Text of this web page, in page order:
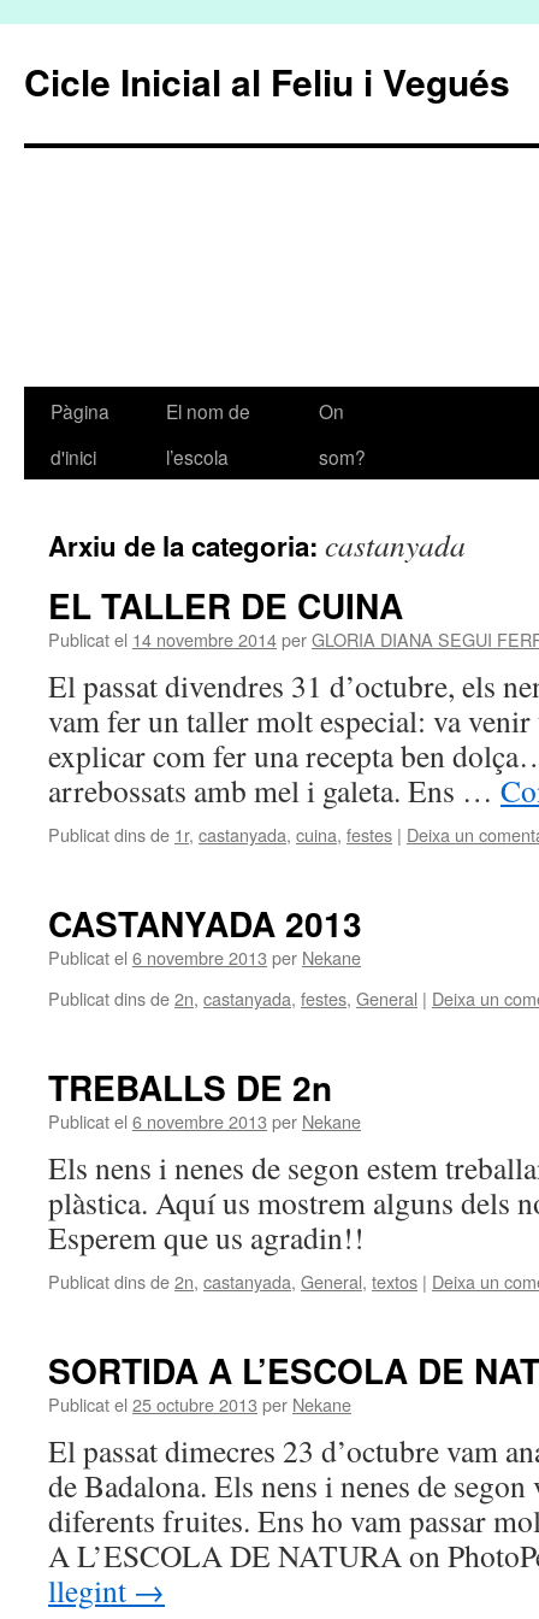
Cicle Inicial al Feliu i Vegués
Vés
Pàgina
d'inici
El nom de
l’escola
On
som?
Arxiu de la categoria: castanyada
EL TALLER DE CUINA
Publicat el 14 novembre 2014perGLORIA DIANA SEGUI
El passat divendres 31 d’octubre, els
vam fer un taller molt especial: va
explicar com fer una recepta ben
arrebossats amb mel i galeta. Ens …
Publicat dins de 1r, castanyada, cuina, festes | Deixa un
CASTANYADA 2013
Publicat el 6 novembre 2013 per Nekane
Publicat dins de2n, castanyada, festes, General | Deixa un
TREBALLS DE 2n
Publicat el 6 novembre 2013 per Nekane
Els nens i nenes de segon estem
plàstica. Aquí us mostrem alguns dels
Esperem que us agradin!!
Publicat dins de2n, castanyada, General, textos | Deixa un
SORTIDA A L’ESCOLA DE
Publicat el 25 octubre 2013 per Nekane
El passat dimecres 23 d’octubre vam
de Badalona. Els nens i nenes de
diferents fruites. Ens ho vam passar
A L’ESCOLA DE NATURA on
llegint →